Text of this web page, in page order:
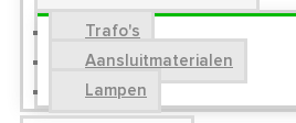
Trafo's
Aansluitmaterialen
Lampen